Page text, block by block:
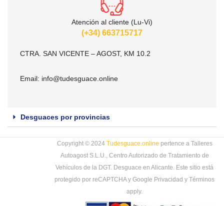
Atención al cliente (Lu-Vi)
(+34) 663715717
CTRA. SAN VICENTE – AGOST, KM 10.2
Email: info@tudesguace.online
Desguaces por provincias
Copyright © 2024 Tudesguace.online pertence a Talleres
Autoagost S.L.U., Centro Autorizado de Tratamiento de
Vehículos de la DGT. Desguace en Alicante. Este sitio está
protegido por reCAPTCHA y Google Privacidad y Términos
apply.